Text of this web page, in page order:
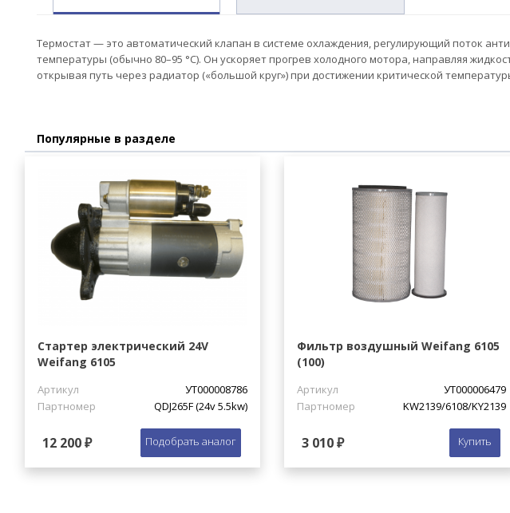
Термостат — это автоматический клапан в системе охлаждения, регулирующий поток
температуры (обычно 80–95 °C). Он ускоряет прогрев холодного мотора, направляя
открывая путь через радиатор («большой круг») при достижении критической
Популярные в разделе
Стартер электрический 24V
Weifang 6105
Артикул
УТ000008786
Партномер
QDJ265F (24v 5.5kw)
12 200 ₽ Подобрать аналог
Фильтр воздушный Weifang 6105
(100)
Артикул
УТ000006479
Партномер
KW2139/6108/KY2139
3 010 ₽ Купить